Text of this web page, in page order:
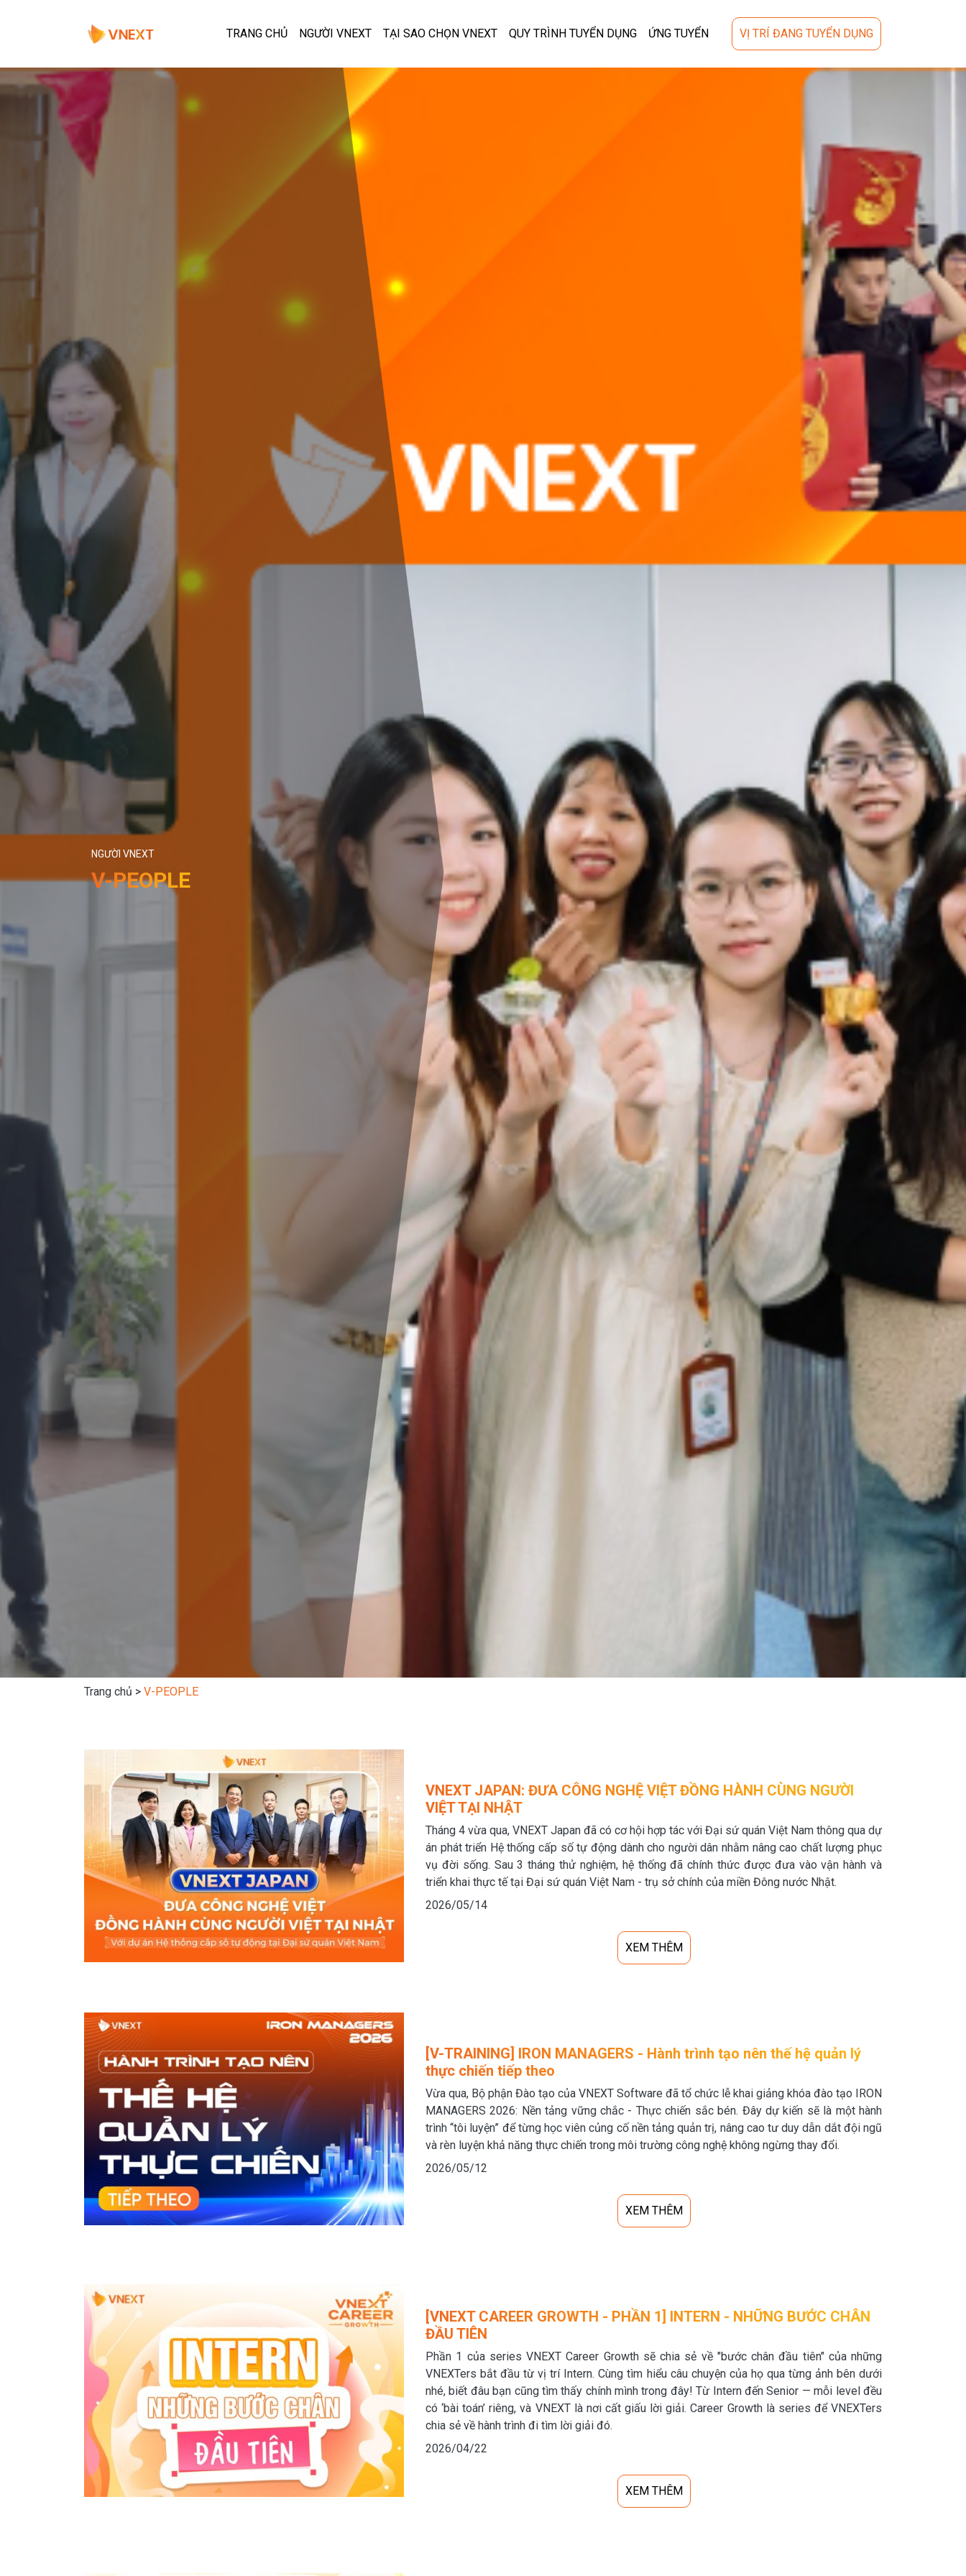
TRANG CHỦ NGƯỜI VNEXT TẠI SAO CHỌN VNEXT QUY TRÌNH TUYỂN DỤNG ỨNG TUYỂN VỊ TRÍ ĐANG TUYỂN DỤNG
NGƯỜI VNEXT
V-PEOPLE
Trang chủ > V-PEOPLE
VNEXT JAPAN: ĐƯA CÔNG NGHỆ VIỆT ĐỒNG HÀNH CÙNG NGƯỜI
VIỆT TẠI NHẬT
Tháng 4 vừa qua, VNEXT Japan đã có cơ hội hợp tác với Đại sứ quán Việt Nam thông qua dự
án phát triển Hệ thống cấp số tự động dành cho người dân nhằm nâng cao chất lượng phục
vụ đời sống. Sau 3 tháng thử nghiệm, hệ thống đã chính thức được đưa vào vận hành và
triển khai thực tế tại Đại sứ quán Việt Nam - trụ sở chính của miền Đông nước Nhật.
2026/05/14
XEM THÊM
[V-TRAINING] IRON MANAGERS - Hành trình tạo nên thế hệ quản lý
thực chiến tiếp theo
Vừa qua, Bộ phận Đào tạo của VNEXT Software đã tổ chức lễ khai giảng khóa đào tạo IRON
MANAGERS 2026: Nền tảng vững chắc - Thực chiến sắc bén. Đây dự kiến sẽ là một hành
trình “tôi luyện” để từng học viên củng cố nền tảng quản trị, nâng cao tư duy dẫn dắt đội ngũ
và rèn luyện khả năng thực chiến trong môi trường công nghệ không ngừng thay đổi.
2026/05/12
XEM THÊM
[VNEXT CAREER GROWTH - PHẦN 1] INTERN - NHỮNG BƯỚC CHÂN
ĐẦU TIÊN
Phần 1 của series VNEXT Career Growth sẽ chia sẻ về "bước chân đầu tiên" của những
VNEXTers bắt đầu từ vị trí Intern. Cùng tìm hiểu câu chuyện của họ qua từng ảnh bên dưới
nhé, biết đâu bạn cũng tìm thấy chính mình trong đây! Từ Intern đến Senior — mỗi level đều
có ‘bài toán’ riêng, và VNEXT là nơi cất giấu lời giải. Career Growth là series để VNEXTers
chia sẻ về hành trình đi tìm lời giải đó.
2026/04/22
XEM THÊM